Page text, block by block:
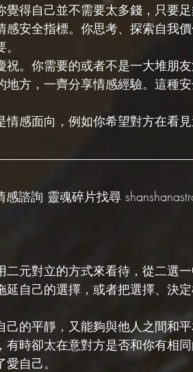
得自己並不需要太多錢，只要
安全指標。你思考、探索自我
。你需要的或者不是一大堆朋
方，一齊分享情感經驗。這種
感面向，例如你希望對方在看
諮詢 靈魂碎片找尋
元對立的方式來看待，從二選
自己的選擇，或者把選擇、決
的平靜，又能夠與他人之間和
時卻太在意對方是否和你有相
自己。